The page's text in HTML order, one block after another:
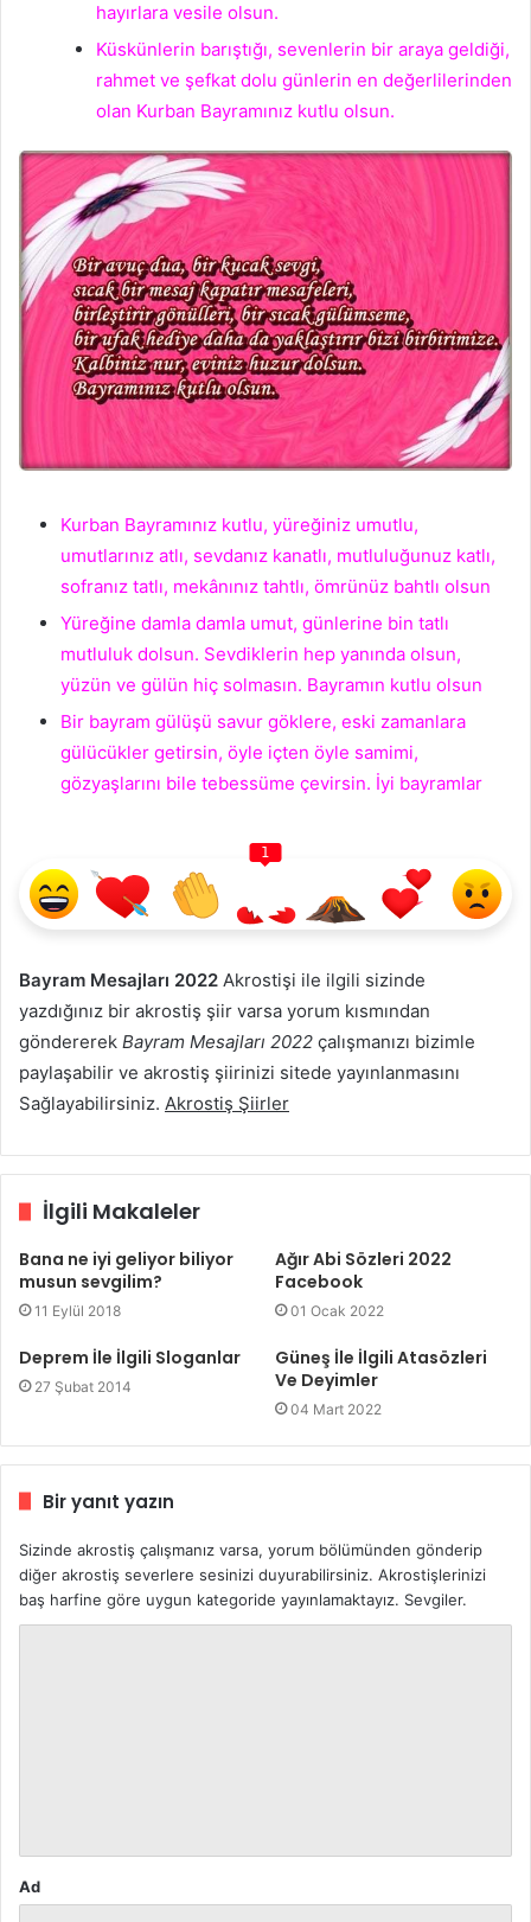
hayırlara vesile olsun.
Küskünlerin barıştığı, sevenlerin bir araya geldiği,
rahmet ve şefkat dolu günlerin en değerlilerinden
olan Kurban Bayramınız kutlu olsun.
Kurban Bayramınız kutlu, yüreğiniz umutlu,
umutlarınız atlı, sevdanız kanatlı, mutluluğunuz katlı,
sofranız tatlı, mekânınız tahtlı, ömrünüz bahtlı olsun
Yüreğine damla damla umut, günlerine bin tatlı
mutluluk dolsun. Sevdiklerin hep yanında olsun,
yüzün ve gülün hiç solmasın. Bayramın kutlu olsun
Bir bayram gülüşü savur göklere, eski zamanlara
gülücükler getirsin, öyle içten öyle samimi,
gözyaşlarını bile tebessüme çevirsin. İyi bayramlar
1
Bayram Mesajları 2022 Akrostişi ile ilgili sizinde
yazdığınız bir akrostiş şiir varsa yorum kısmından
göndererek Bayram Mesajları 2022 çalışmanızı bizimle
paylaşabilir ve akrostiş şiirinizi sitede yayınlanmasını
Sağlayabilirsiniz. Akrostiş Şiirler
İlgili Makaleler
Bana ne iyi geliyor biliyor
musun sevgilim?
11 Eylül 2018
Ağır Abi Sözleri 2022
Facebook
01 Ocak 2022
Deprem İle İlgili Sloganlar
27 Şubat 2014
Güneş İle İlgili Atasözleri
Ve Deyimler
04 Mart 2022
Bir yanıt yazın
Sizinde akrostiş çalışmanız varsa, yorum bölümünden gönderip
diğer akrostiş severlere sesinizi duyurabilirsiniz. Akrostişlerinizi
baş harfine göre uygun kategoride yayınlamaktayız. Sevgiler.
Ad